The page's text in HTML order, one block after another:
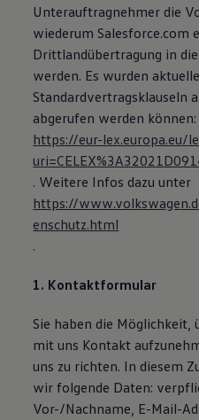
Unterauftragnehmer die
wiederum Salesforce.com
Drittlandübertragung in
werden. Es wurden
Standardvertragsklauseln
abgerufen werden können:
https://eur-lex.europa.eu/
. Weitere Infos dazu unter
https://
enschutz.html
.
1. Kontaktformular
Sie haben die
mit uns Kontakt
uns zu richten. In diesem
wir folgende Daten:
Vor-/Nachname, E-Mail-